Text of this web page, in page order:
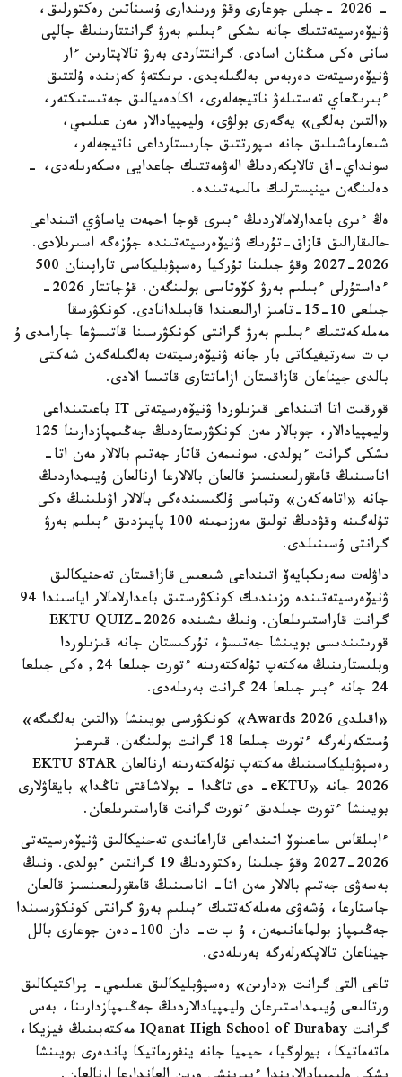
- 2026 -جىلى جوعارى وقۋ ورىندارى ۇسىناتىن رەكتورلىق،
ۋنيۆەرسيتەتتىك جانە ىشكى ءبىلىم بەرۋ گرانتتارىنىڭ جالپى
سانى ەكى مىڭنان اسادى. گرانتتاردى بەرۋ تالاپتارىن ءار
ۋنيۆەرسيتەت دەربەس بەلگىلەيدى. ىرىكتەۋ كەزىندە ۇلتتىق
ءبىرىڭعاي تەستىلەۋ ناتيجەلەرى، اكادەميالىق جەتىستىكتەر،
«التىن بەلگى» يەگەرى بولۋى، وليمپيادالار مەن عىلىمي،
شىعارماشىلىق جانە سپورتتىق جارىستارداعى ناتيجەلەر،
سونداي-اق تالاپكەردىڭ الەۋمەتتىك جاعدايى ەسكەرىلەدى، -
دەلىنگەن مينيسترلىك مالىمەتىندە.
ەڭ ءىرى باعدارلامالاردىڭ ءبىرى قوجا احمەت ياساۋي اتىنداعى
حالىقارالىق قازاق-تۇرىك ۋنيۆەرسيتەتىندە جۇزەگە اسىرىلادى.
2026-2027 وقۋ جىلىنا تۇركيا رەسپۋبليكاسى تاراپىنان 500
ءداستۇرلى ءبىلىم بەرۋ كۆوتاسى بولىنگەن. قۇجاتتار 2026-
جىلعى 10-15-تامىز ارالىعىندا قابىلدانادى. كونكۋرسقا
مەملەكەتتىك ءبىلىم بەرۋ گرانتى كونكۋرسىنا قاتىسۋعا جارامدى ۇ
ب ت سەرتيفيكاتى بار جانە ۋنيۆەرسيتەت بەلگىلەگەن شەكتى
بالدى جيناعان قازاقستان ازاماتتارى قاتىسا الادى.
قورقىت اتا اتىنداعى قىزىلوردا ۋنيۆەرسيتەتى IT باعىتىنداعى
وليمپيادالار، جوبالار مەن كونكۋرستاردىڭ جەڭىمپازدارىنا 125
ىشكى گرانت ءبولدى. سونىمەن قاتار جەتىم بالالار مەن اتا-
اناسىنىڭ قامقورلىعىنسىز قالعان بالالارعا ارنالعان ۇيىمداردىڭ
جانە «اتامەكەن» وتباسى ۇلگىسىندەگى بالالار اۋىلىنىڭ ەكى
تۇلەگىنە وقۋدىڭ تولىق مەرزىمىنە 100 پايىزدىق ءبىلىم بەرۋ
گرانتى ۇسىنىلدى.
داۋلەت سەرىكبايەۆ اتىنداعى شىعىس قازاقستان تەحنيكالىق
ۋنيۆەرسيتەتىندە وزىندىك كونكۋرستىق باعدارلامالار اياسىندا 94
گرانت قاراستىرىلعان. ونىڭ ىشىندە EKTU QUIZ-2026
قورىتىندىسى بويىنشا جەتىسۋ، تۇركىستان جانە قىزىلوردا
وبلىستارىنىڭ مەكتەپ تۇلەكتەرىنە ءتورت جىلعا 24, ەكى جىلعا
24 جانە ءبىر جىلعا 24 گرانت بەرىلەدى.
«اقىلدى Awards 2026» كونكۋرسى بويىنشا «التىن بەلگىگە»
ۇمىتكەرلەرگە ءتورت جىلعا 18 گرانت بولىنگەن. قىرعىز
رەسپۋبليكاسىنىڭ مەكتەپ تۇلەكتەرىنە ارنالعان EKTU STAR
2026 جانە «eKTU- دى تاڭدا - بولاشاقتى تاڭدا» بايقاۋلارى
بويىنشا ءتورت جىلدىق ءتورت گرانت قاراستىرىلعان.
ءابىلقاس ساعىنوۆ اتىنداعى قاراعاندى تەحنيكالىق ۋنيۆەرسيتەتى
2026-2027 وقۋ جىلىنا رەكتوردىڭ 19 گرانتىن ءبولدى. ونىڭ
بەسەۋى جەتىم بالالار مەن اتا- اناسىنىڭ قامقورلىعىنسىز قالعان
جاستارعا، ۇشەۋى مەملەكەتتىك ءبىلىم بەرۋ گرانتى كونكۋرسىندا
جەڭىمپاز بولماعانىمەن، ۇ ب ت- دان 100-دەن جوعارى بالل
جيناعان تالاپكەرلەرگە بەرىلەدى.
تاعى التى گرانت «دارىن» رەسپۋبليكالىق عىلىمي- پراكتيكالىق
ورتالىعى ۇيىمداستىرعان وليمپيادالاردىڭ جەڭىمپازدارىنا، بەس
گرانت IQanat High School of Burabay مەكتەبىنىڭ فيزيكا،
ماتەماتيكا، بيولوگيا، حيميا جانە ينفورماتيكا پاندەرى بويىنشا